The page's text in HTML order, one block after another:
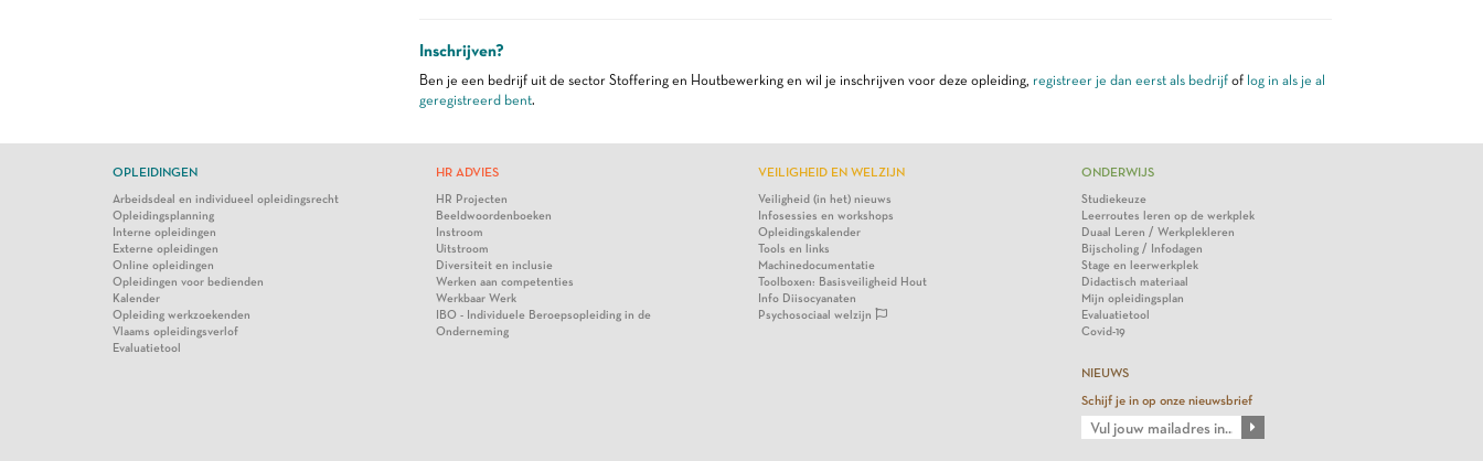
Inschrijven?
Ben je een bedrijf uit de sector Stoffering en Houtbewerking en wil je inschrijven voor deze opleiding, registreer je dan eerst als bedrijfof log in als je al
geregistreerd bent.
OPLEIDINGEN
Arbeidsdeal en individueel opleidingsrecht
Opleidingsplanning
Interne opleidingen
Externe opleidingen
Online opleidingen
Opleidingen voor bedienden
Kalender
Opleiding werkzoekenden
Vlaams opleidingsverlof
Evaluatietool
HR ADVIES
HR Projecten
Beeldwoordenboeken
Instroom
Uitstroom
Diversiteit en inclusie
Werken aan competenties
Werkbaar Werk
IBO - Individuele Beroepsopleiding in de
Onderneming
VEILIGHEID EN WELZIJN
Veiligheid (in het) nieuws
Infosessies en workshops
Opleidingskalender
Tools en links
Machinedocumentatie
Toolboxen: Basisveiligheid Hout
Info Diisocyanaten
Psychosociaal welzijn
ONDERWIJS
Studiekeuze
Leerroutes leren op de werkplek
Duaal Leren / Werkplekleren
Bijscholing / Infodagen
Stage en leerwerkplek
Didactisch materiaal
Mijn opleidingsplan
Evaluatietool
Covid-19
NIEUWS
Schijf je in op onze nieuwsbrief